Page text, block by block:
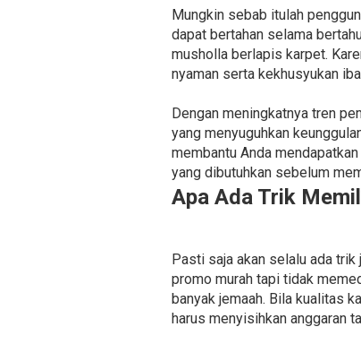
Mungkin sebab itulah
dapat bertahan selama
musholla berlapis karpet.
nyaman serta kekhusyukan
Dengan meningkatnya tren
yang menyuguhkan
membantu Anda
yang dibutuhkan sebelum
Apa Ada Trik
Pasti saja akan selalu ada
promo murah tapi tidak
banyak jemaah. Bila kualitas
harus menyisihkan anggaran